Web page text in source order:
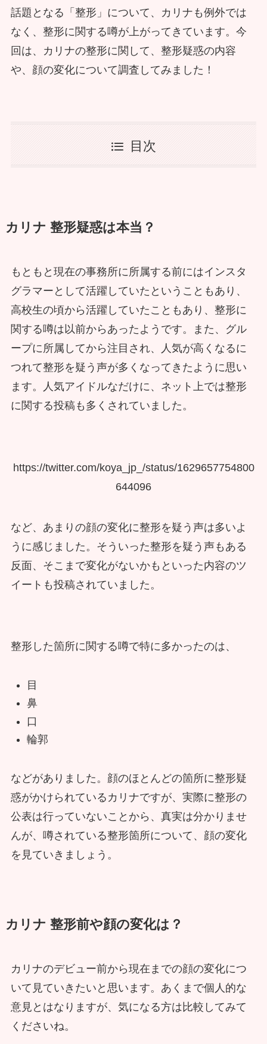
話題となる「整形」について、カリナも例外では
なく、整形に関する噂が上がってきています。今
回は、カリナの整形に関して、整形疑惑の内容
や、顔の変化について調査してみました！
目次
カリナ 整形疑惑は本当？
もともと現在の事務所に所属する前にはインスタ
グラマーとして活躍していたということもあり、
高校生の頃から活躍していたこともあり、整形に
関する噂は以前からあったようです。また、グル
ープに所属してから注目され、人気が高くなるに
つれて整形を疑う声が多くなってきたように思い
ます。人気アイドルなだけに、ネット上では整形
に関する投稿も多くされていました。
https://twitter.com/koya_jp_/status/1629657754800
644096
など、あまりの顔の変化に整形を疑う声は多いよ
うに感じました。そういった整形を疑う声もある
反面、そこまで変化がないかもといった内容のツ
イートも投稿されていました。
整形した箇所に関する噂で特に多かったのは、
目
鼻
口
輪郭
などがありました。顔のほとんどの箇所に整形疑
惑がかけられているカリナですが、実際に整形の
公表は行っていないことから、真実は分かりませ
んが、噂されている整形箇所について、顔の変化
を見ていきましょう。
カリナ 整形前や顔の変化は？
カリナのデビュー前から現在までの顔の変化につ
いて見ていきたいと思います。あくまで個人的な
意見とはなりますが、気になる方は比較してみて
くださいね。